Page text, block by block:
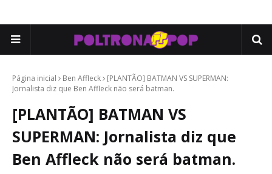
Página inicial Ben Affleck
[PLANTÃO] BATMAN VS SUPERMAN:
Jornalista diz que Ben Affleck não será batman.
[PLANTÃO] BATMAN VS
SUPERMAN: Jornalista diz que
Ben Affleck não será batman.